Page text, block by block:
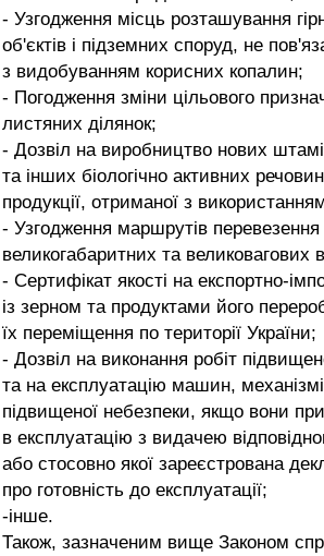
- Узгодження місць розташування
об'єктів і підземних споруд, не
з видобуванням корисних копалин;
- Погодження зміни цільового
листяних ділянок;
- Дозвіл на виробництво нових
та інших біологічно активних
продукції, отриманої з
- Узгодження маршрутів
великогабаритних та великовагових
- Сертифікат якості на експортно-
із зерном та продуктами його
їх переміщення по території України;
- Дозвіл на виконання робіт
та на експлуатацію машин,
підвищеної небезпеки, якщо вони
в експлуатацію з видачею
або стосовно якої зареєстрована
про готовність до експлуатації;
-інше.
Також, зазначеним вище Законом